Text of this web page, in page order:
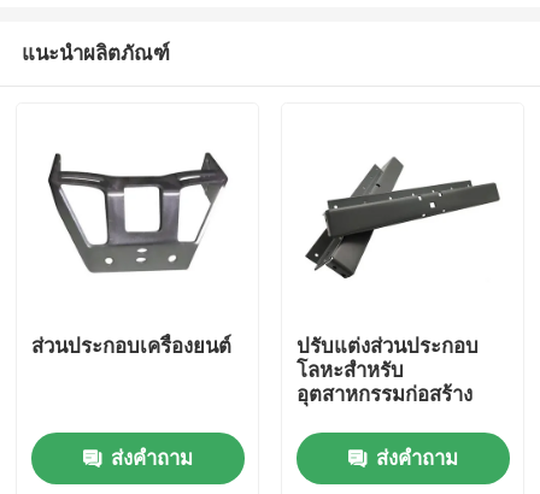
แนะนำผลิตภัณฑ์
ส่วนประกอบเครื่องยนต์
ส่งคำถาม
ปรับแต่งส่วนประกอบ
โลหะสําหรับ
อุตสาหกรรมก่อสร้าง
ส่งคำถาม